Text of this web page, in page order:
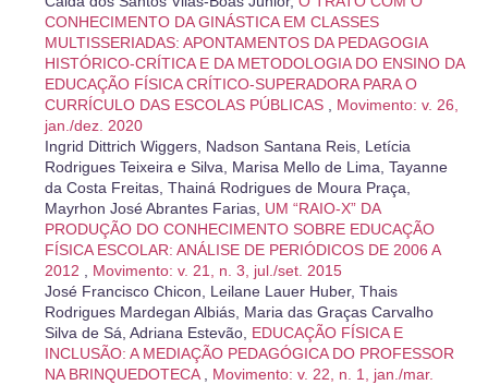
CONHECIMENTO DA GINÁSTICA EM CLASSES
MULTISSERIADAS: APONTAMENTOS DA PEDAGOGIA
HISTÓRICO-CRÍTICA E DA METODOLOGIA DO ENSINO DA
EDUCAÇÃO FÍSICA CRÍTICO-SUPERADORA PARA O
CURRÍCULO DAS ESCOLAS PÚBLICAS
Movimento: v. 26,
jan./dez. 2020
Ingrid Dittrich Wiggers, Nadson Santana Reis, Letícia
Rodrigues Teixeira e Silva, Marisa Mello de Lima, Tayanne
da Costa Freitas, Thainá Rodrigues de Moura Praça,
Mayrhon José Abrantes Farias, UM “RAIO-X” DA
PRODUÇÃO DO CONHECIMENTO SOBRE EDUCAÇÃO
FÍSICA ESCOLAR: ANÁLISE DE PERIÓDICOS DE 2006 A
2012
Movimento: v. 21, n. 3, jul./set. 2015
José Francisco Chicon, Leilane Lauer Huber, Thais
Rodrigues Mardegan Albiás, Maria das Graças Carvalho
Silva de Sá, Adriana Estevão, EDUCAÇÃO FÍSICA E
INCLUSÃO: A MEDIAÇÃO PEDAGÓGICA DO PROFESSOR
NA BRINQUEDOTECA
Movimento: v. 22, n. 1, jan./mar.